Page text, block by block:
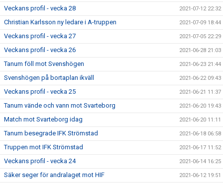
Veckans profil - vecka 28 2021-07-12 22:32
Christian Karlsson ny ledare i A-truppen 2021-07-09 18:44
Veckans profil - vecka 27 2021-07-05 22:29
Veckans profil - vecka 26 2021-06-28 21:03
Tanum föll mot Svenshögen 2021-06-23 21:44
Svenshögen på bortaplan ikväll 2021-06-22 09:43
Veckans profil - vecka 25 2021-06-21 11:37
Tanum vände och vann mot Svarteborg 2021-06-20 19:43
Match mot Svarteborg idag 2021-06-20 11:11
Tanum besegrade IFK Strömstad 2021-06-18 06:58
Truppen mot IFK Strömstad 2021-06-17 11:52
Veckans profil - vecka 24 2021-06-14 16:25
Säker seger för andralaget mot HIF 2021-06-12 19:51